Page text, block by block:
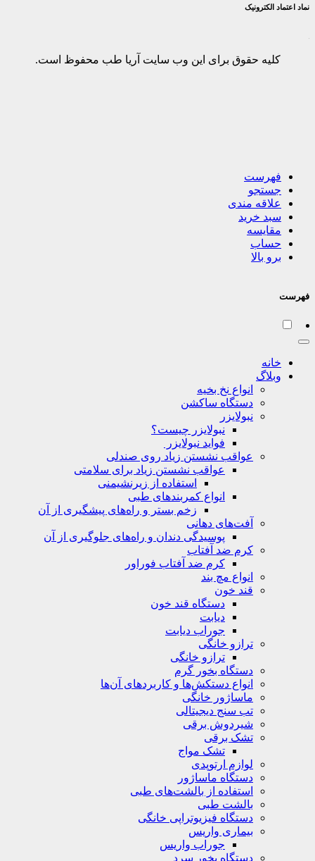
نماد اعتماد الکترونیک
کلیه حقوق برای این وب سایت آریا طب محفوظ است.
فهرست
جستجو
علاقه مندی
سبد خرید
مقایسه
حساب
برو بالا
فهرست
خانه
وبلاگ
انواع نخ بخیه
دستگاه ساکشن
نبولایزر
نبولایزر چیست؟
فواید نبولایزر
عواقب نشستن زیاد روی صندلی
عواقب نشستن زیاد برای سلامتی
استفاده از زیرنشیمنی
انواع کمربندهای طبی
زخم بستر و راه‌های پیشگیری از آن
آفت‌های دهانی
پوسیدگی دندان و راه‌های جلوگیری از آن
کرم ضد آفتاب
کرم ضد آفتاب فوراور
انواع مچ بند
قند خون
دستگاه قند خون
دیابت
جوراب دیابت
ترازو خانگی
ترازو خانگی
دستگاه بخور گرم
انواع دستکش‌ها و کاربردهای آن‌ها
ماساژور خانگی
تب سنج دیجیتالی
شیردوش برقی
تشک برقی
تشک مواج
لوازم ارتوپدی
دستگاه ماساژور
استفاده از بالشت‌های طبی
بالشت‌ طبی
دستگاه فیزیوتراپی خانگی
بیماری واریس
جوراب واریس
دستگاه‌ بخور سرد